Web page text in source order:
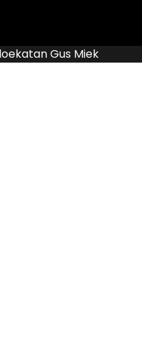
Gus Miek